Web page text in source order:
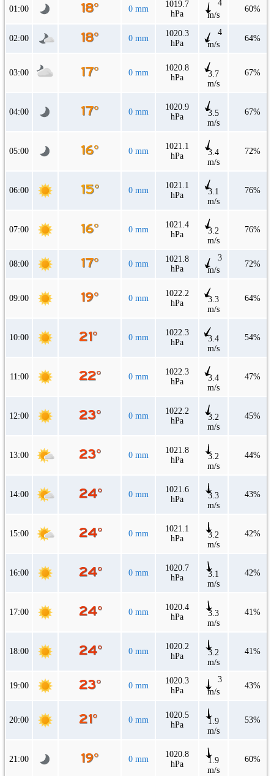
01:00 0 mm
1019.7
hPa
4
m/s
60%
02:00 0 mm
1020.3
hPa
4
m/s
64%
03:00 0 mm
1020.8
hPa
3.7
m/s
67%
04:00 0 mm
1020.9
hPa
3.5
m/s
67%
05:00 0 mm
1021.1
hPa
3.4
m/s
72%
06:00 0 mm
1021.1
hPa
3.1
m/s
76%
07:00 0 mm
1021.4
hPa
3.2
m/s
76%
08:00 0 mm
1021.8
hPa
3
m/s
72%
09:00 0 mm
1022.2
hPa
3.3
m/s
64%
10:00 0 mm
1022.3
hPa
3.4
m/s
54%
11:00 0 mm
1022.3
hPa
3.4
m/s
47%
12:00 0 mm
1022.2
hPa
3.2
m/s
45%
13:00 0 mm
1021.8
hPa
3.2
m/s
44%
14:00 0 mm
1021.6
hPa
3.3
m/s
43%
15:00 0 mm
1021.1
hPa
3.2
m/s
42%
16:00 0 mm
1020.7
hPa
3.1
m/s
42%
17:00 0 mm
1020.4
hPa
3.3
m/s
41%
18:00 0 mm
1020.2
hPa
3.2
m/s
41%
19:00 0 mm
1020.3
hPa
3
m/s
43%
20:00 0 mm
1020.5
hPa
1.9
m/s
53%
21:00 0 mm
1020.8
hPa
1.9
m/s
60%